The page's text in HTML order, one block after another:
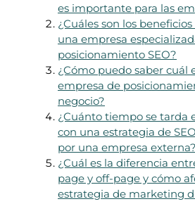
es importante para las
¿Cuáles son los
una empresa
posicionamiento SEO?
¿Cómo puedo saber cuál
empresa de
negocio?
¿Cuánto tiempo se tarda
con una estrategia de
por una empresa externa?
¿Cuál es la diferencia
page y off-page y cómo
estrategia de marketing